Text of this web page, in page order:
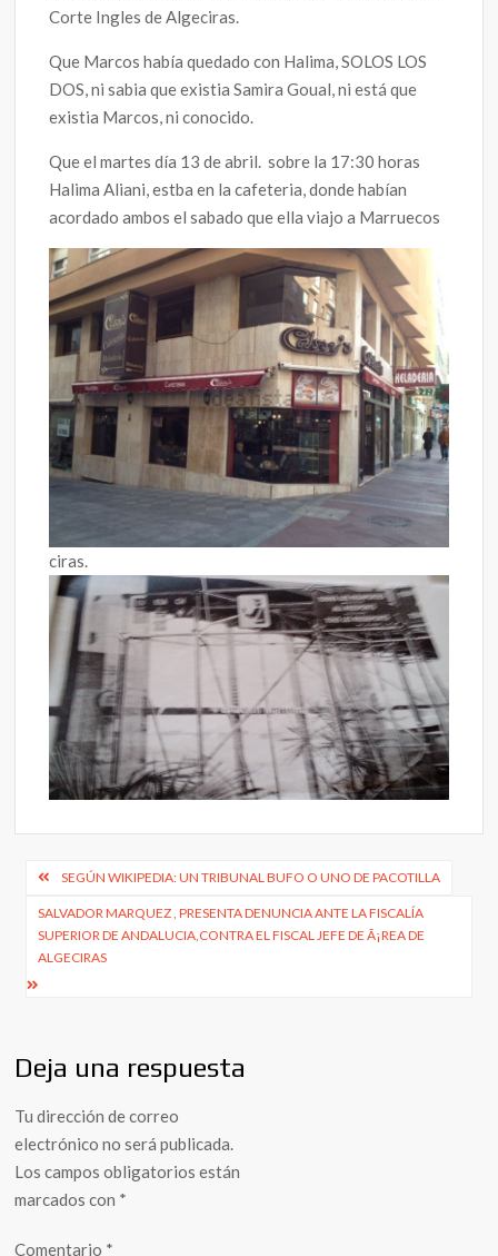
Corte Ingles de Algeciras.
Que Marcos había quedado con Halima, SOLOS LOS
DOS, ni sabia que existia Samira Goual, ni está que
existia Marcos, ni conocido.
Que el martes día 13 de abril. sobre la 17:30 horas
Halima Aliani, estba en la cafeteria, donde habían
acordado ambos el sabado que ella viajo a Marruecos
ciras.
Navegación
de
entradas
SEGÚN WIKIPEDIA: UN TRIBUNAL BUFO O UNO DE PACOTILLA
SALVADOR MARQUEZ , PRESENTA DENUNCIA ANTE LA FISCALÍ­A
SUPERIOR DE ANDALUCIA,CONTRA EL FISCAL JEFE DE Ã¡REA DE
ALGECIRAS
Deja una respuesta
Tu dirección de correo
electrónico no será publicada.
Los campos obligatorios están
marcados con *
Comentario *